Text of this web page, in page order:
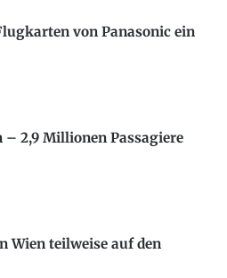
von Panasonic ein
– 2,9 Millionen Passagiere
Wien teilweise auf den